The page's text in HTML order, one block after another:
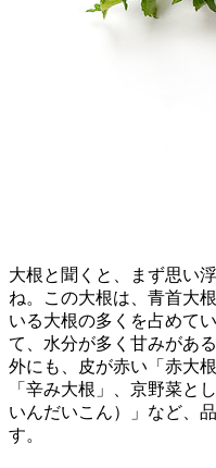
大根と聞くと、まず思い
ね。この大根は、青首大
いる大根の多くを占めて
て、水分が多く甘みがあ
外にも、皮が赤い「赤大
「辛み大根」、京野菜と
いんだいこん）」など、
す。